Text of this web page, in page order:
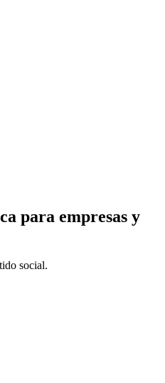
para empresas y
social.